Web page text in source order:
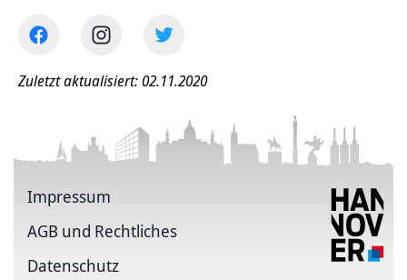
Zuletzt aktualisiert: 02.11.2020
Impressum
AGB und Rechtliches
Datenschutz